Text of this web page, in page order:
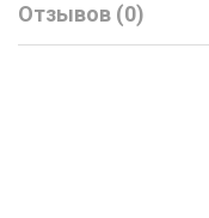
Отзывов (0)